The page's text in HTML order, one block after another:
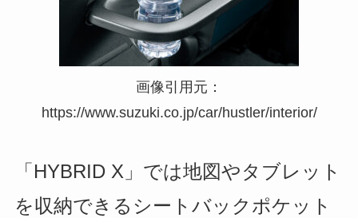
画像引用元：
https://www.suzuki.co.jp/car/hustler/interior/
「HYBRID X」では地図やタブレット
を収納できるシートバックポケット